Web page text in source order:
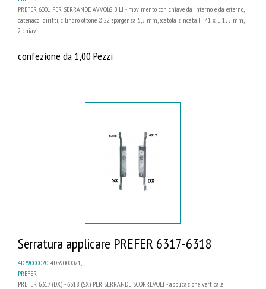
PREFER 6001 PER SERRANDE AVVOLGIBILI - movimento con chiave da interno e da esterno,
catenacci diritti, cilindro ottone Ø 22 sporgenza 5,5 mm, scatola zincata H 41 x L 155 mm,
2 chiavi
confezione da 1,00 Pezzi
Serratura applicare PREFER 6317-6318
4D39000020 , 4D39000021,
PREFER
PREFER 6317 (DX) - 6318 (SX) PER SERRANDE SCORREVOLI - applicazione verticale